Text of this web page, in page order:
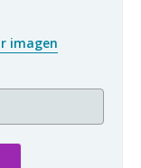
imagen